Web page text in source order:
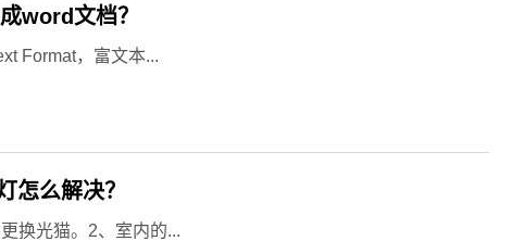
word文档？
Format，富文本...
怎么解决？
换光猫。2、室内的...